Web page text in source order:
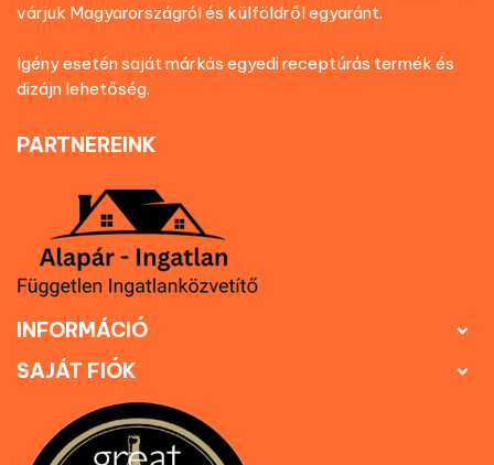
várjuk Magyarországról és külföldről egyaránt.
Igény esetén saját márkás egyedi receptúrás termék és
dizájn lehetőség.
PARTNEREINK
INFORMÁCIÓ 
SAJÁT FIÓK 